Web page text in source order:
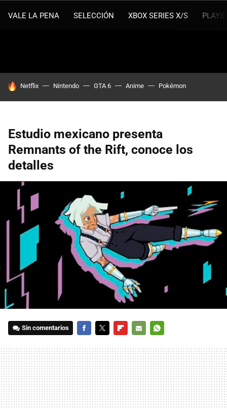
VALE LA PENA SELECCIÓN XBOX SERIES X/S
HOY SE HABLA DE
Netflix Nintendo GTA 6 Anime Pokémon
Estudio mexicano presenta
Remnants of the Rift, conoce los
detalles
Sin comentarios
MAIL